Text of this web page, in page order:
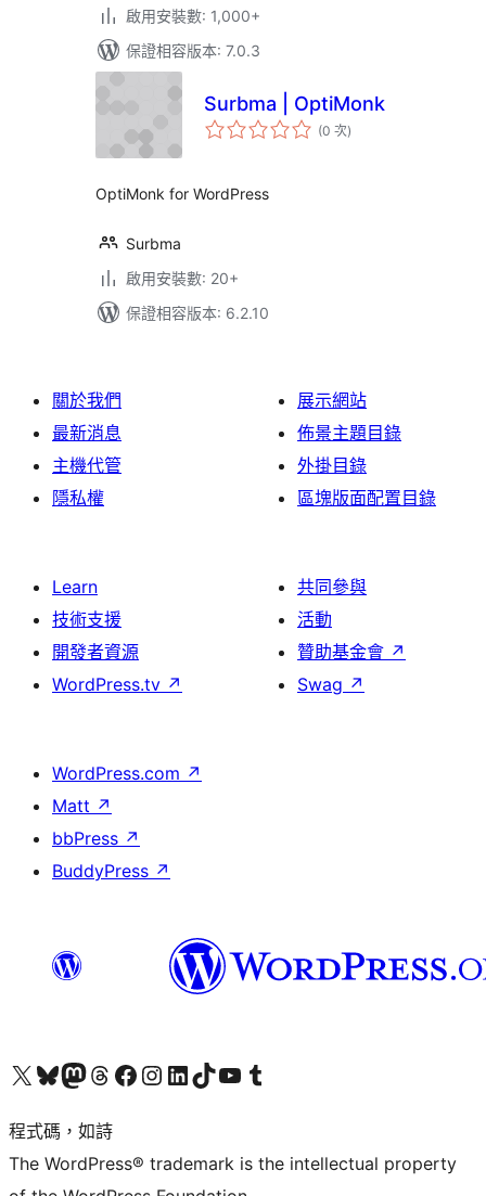
啟用安裝數: 1,000+
保證相容版本: 7.0.3
Surbma | OptiMonk
(0 次評
分)
OptiMonk for WordPress
Surbma
啟用安裝數: 20+
保證相容版本: 6.2.10
關於我們
最新消息
主機代管
隱私權
展示網站
佈景主題目錄
外掛目錄
區塊版面配置目錄
Learn
技術支援
開發者資源
WordPress.tv ↗
共同參與
活動
贊助基金會 ↗
Swag ↗
WordPress.com ↗
Matt ↗
bbPress ↗
BuddyPress ↗
查看我們的 X (之前的 Twitter) 帳號造訪我們的 Bluesky 帳號造訪我們的 Mastodon 帳號造訪我們的 Threads 帳號 造訪我們的 Facebook 粉絲專頁Visit our Instagram account
Visit our LinkedIn account
造訪我們的 TikTok 帳號Visit our YouTube channel
造訪我們的 Tumblr 帳號
程式碼，如詩
The WordPress® trademark is the intellectual property